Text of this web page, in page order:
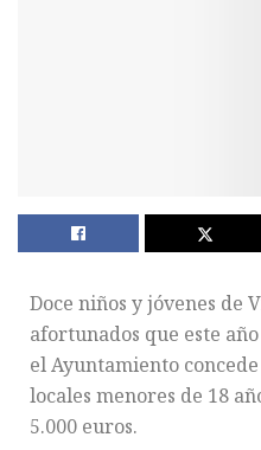
Doce niños y jóvenes de
afortunados que este
el Ayuntamiento
locales menores de 18
5.000 euros.